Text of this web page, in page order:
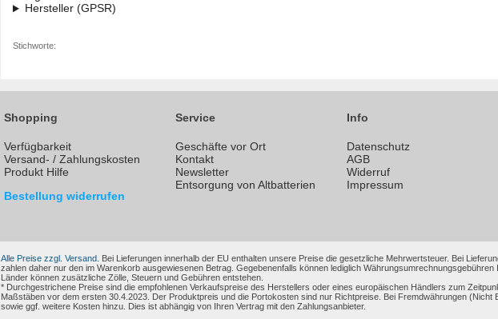
Hersteller (GPSR)
Stichworte:
Shopping
Verfügbarkeit
Versand- / Zahlungskosten
Produkt Hilfe
Bestellung widerrufen
Service
Geschäfte vor Ort
Kontakt
Newsletter
Entsorgung von Altbatterien
Info
Datenschutz
AGB
Widerruf
Impressum
Alle Preise zzgl. Versand. Bei Lieferungen innerhalb der EU enthalten unsere Preise die gesetzliche Mehrwertsteuer. Bei
zahlen daher nur den im Warenkorb ausgewiesenen Betrag. Gegebenenfalls können lediglich
Länder können zusätzliche Zölle, Steuern und Gebühren entstehen.
* Durchgestrichene Preise sind die empfohlenen Verkaufspreise des Herstellers oder eines europäischen Händlers zum
Maßstäben vor dem ersten 30.4.2023. Der Produktpreis und die Portokosten sind nur Richtpreise. Bei Fremdwährungen
sowie ggf. weitere Kosten hinzu. Dies ist abhängig von Ihren Vertrag mit den Zahlungsanbieter.